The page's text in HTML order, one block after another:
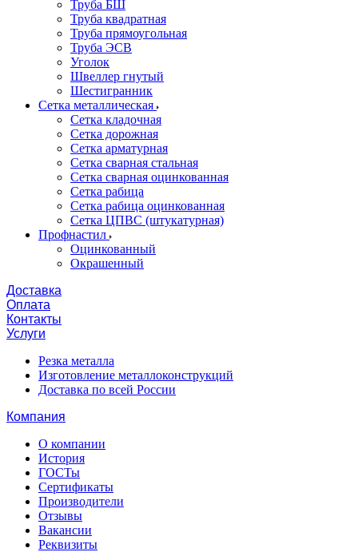
Труба БШ
Труба квадратная
Труба прямоугольная
Труба ЭСВ
Уголок
Швеллер гнутый
Шестигранник
Сетка металлическая
Сетка кладочная
Сетка дорожная
Сетка арматурная
Сетка сварная стальная
Сетка сварная оцинкованная
Сетка рабица
Сетка рабица оцинкованная
Сетка ЦПВС (штукатурная)
Профнастил
Оцинкованный
Окрашенный
Доставка
Оплата
Контакты
Услуги
Резка металла
Изготовление металлоконструкций
Доставка по всей России
Компания
О компании
История
ГОСТы
Сертификаты
Производители
Отзывы
Вакансии
Реквизиты